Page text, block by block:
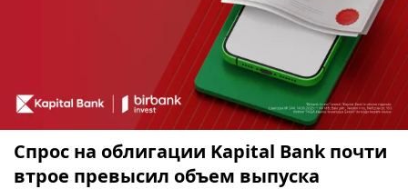
Спрос на облигации Kapital Bank почти
втрое превысил объем выпуска